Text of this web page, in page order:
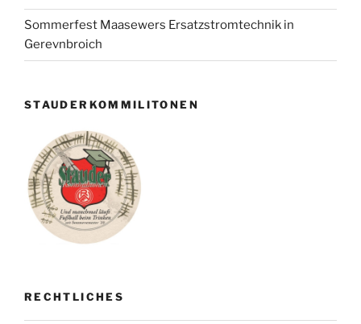
Sommerfest Maasewers Ersatzstromtechnik in
Gerevnbroich
STAUDERKOMMILITONEN
RECHTLICHES